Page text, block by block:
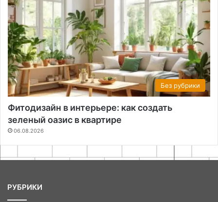
Без рубрики
Фитодизайн в интерьере: как создать
зеленый оазис в квартире
06.08.2026
РУБРИКИ